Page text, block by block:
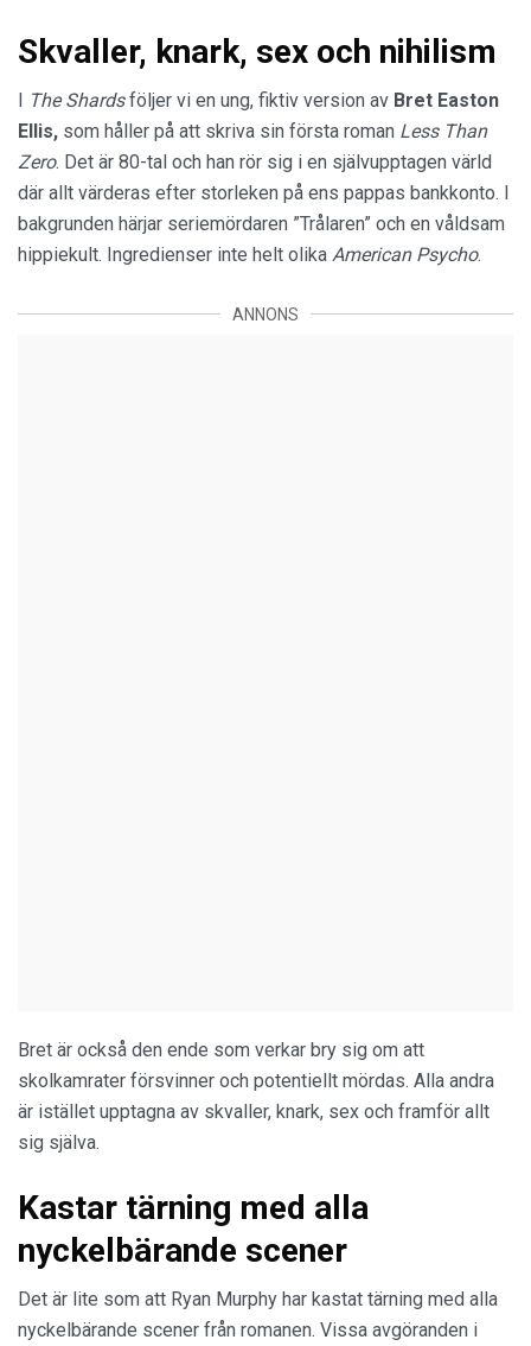
Skvaller, knark, sex och nihilism
I The Shardsföljer vi en ung, fiktiv version av Bret Easton
Ellis, som håller på att skriva sin första roman Less Than
Zero. Det är 80-tal och han rör sig i en självupptagen värld
där allt värderas efter storleken på ens pappas bankkonto. I
bakgrunden härjar seriemördaren ”Trålaren” och en våldsam
hippiekult. Ingredienser inte helt olika American Psycho.
ANNONS
Bret är också den ende som verkar bry sig om att
skolkamrater försvinner och potentiellt mördas. Alla andra
är istället upptagna av skvaller, knark, sex och framför allt
sig själva.
Kastar tärning med alla
nyckelbärande scener
Det är lite som att Ryan Murphy har kastat tärning med alla
nyckelbärande scener från romanen. Vissa avgöranden i